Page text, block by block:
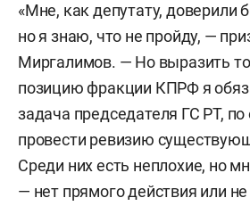
«Мне, как депутату, доверили
но я знаю, что не пройду, —
Миргалимов. — Но выразить
позицию фракции КПРФ я
задача председателя ГС РТ,
провести ревизию
Среди них есть неплохие, но
— нет прямого действия или не